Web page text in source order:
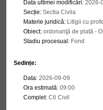
Data ultimei modificări: 2026-
Secție: Sectia Civila
Materie juridică: Litigii cu
Obiect: ordonanţă de plată -
Stadiu procesual : Fond
Sedințe:
Data: 2026-09-09
Ora estimată: 09:00
Complet: C6 Civil